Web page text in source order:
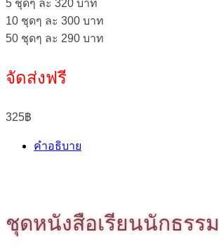
5 ชุดๆ ละ 320 บาท
10 ชุดๆ ละ 300 บาท
50 ชุดๆ ละ 290 บาท
จัดส่งฟรี
325฿
คำอธิบาย
ชุดหนังสือเรียนนักธรรม